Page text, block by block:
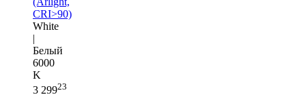
CRI>90)
White
|
Белый
6000
K
3 29923